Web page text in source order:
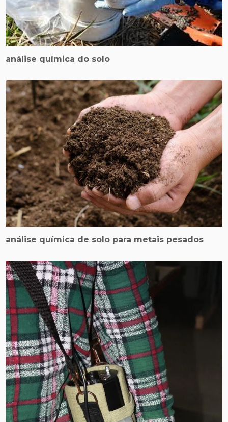
análise química do solo
análise química de solo para metais pesados